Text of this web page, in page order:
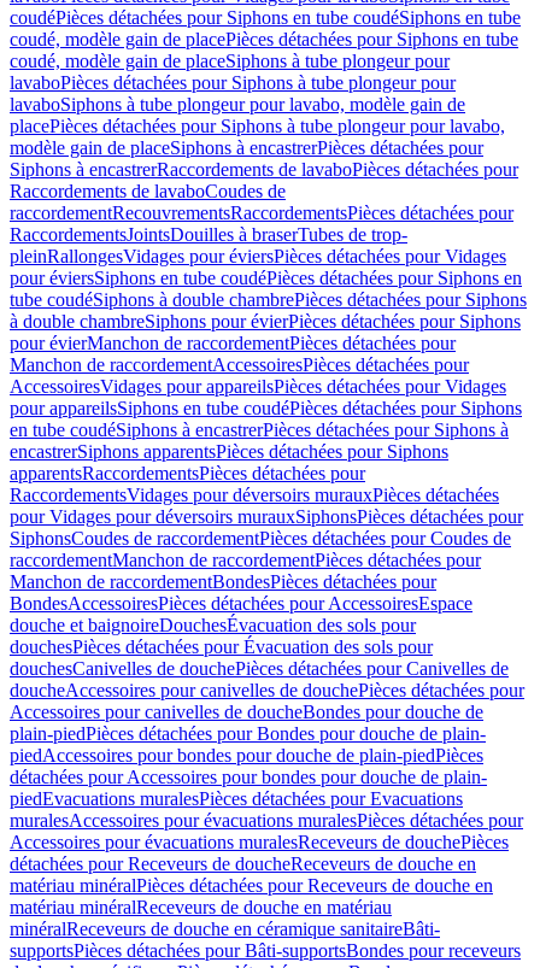
coudéPièces détachées pour Siphons en tube coudéSiphons en tube
coudé, modèle gain de placePièces détachées pour Siphons en tube
coudé, modèle gain de placeSiphons à tube plongeur pour
lavaboPièces détachées pour Siphons à tube plongeur pour
lavaboSiphons à tube plongeur pour lavabo, modèle gain de
placePièces détachées pour Siphons à tube plongeur pour lavabo,
modèle gain de placeSiphons à encastrerPièces détachées pour
Siphons à encastrerRaccordements de lavaboPièces détachées pour
Raccordements de lavaboCoudes de
raccordementRecouvrementsRaccordementsPièces détachées pour
RaccordementsJointsDouilles à braserTubes de trop-
pleinRallongesVidages pour éviersPièces détachées pour Vidages
pour éviersSiphons en tube coudéPièces détachées pour Siphons en
tube coudéSiphons à double chambrePièces détachées pour Siphons
à double chambreSiphons pour évierPièces détachées pour Siphons
pour évierManchon de raccordementPièces détachées pour
Manchon de raccordementAccessoiresPièces détachées pour
AccessoiresVidages pour appareilsPièces détachées pour Vidages
pour appareilsSiphons en tube coudéPièces détachées pour Siphons
en tube coudéSiphons à encastrerPièces détachées pour Siphons à
encastrerSiphons apparentsPièces détachées pour Siphons
apparentsRaccordementsPièces détachées pour
RaccordementsVidages pour déversoirs murauxPièces détachées
pour Vidages pour déversoirs murauxSiphonsPièces détachées pour
SiphonsCoudes de raccordementPièces détachées pour Coudes de
raccordementManchon de raccordementPièces détachées pour
Manchon de raccordementBondesPièces détachées pour
BondesAccessoiresPièces détachées pour AccessoiresEspace
douche et baignoireDouchesÉvacuation des sols pour
douchesPièces détachées pour Évacuation des sols pour
douchesCanivelles de douchePièces détachées pour Canivelles de
doucheAccessoires pour canivelles de douchePièces détachées pour
Accessoires pour canivelles de doucheBondes pour douche de
plain-piedPièces détachées pour Bondes pour douche de plain-
piedAccessoires pour bondes pour douche de plain-piedPièces
détachées pour Accessoires pour bondes pour douche de plain-
piedEvacuations muralesPièces détachées pour Evacuations
muralesAccessoires pour évacuations muralesPièces détachées pour
Accessoires pour évacuations muralesReceveurs de douchePièces
détachées pour Receveurs de doucheReceveurs de douche en
matériau minéralPièces détachées pour Receveurs de douche en
matériau minéralReceveurs de douche en matériau
minéralReceveurs de douche en céramique sanitaireBâti-
supportsPièces détachées pour Bâti-supportsBondes pour receveurs